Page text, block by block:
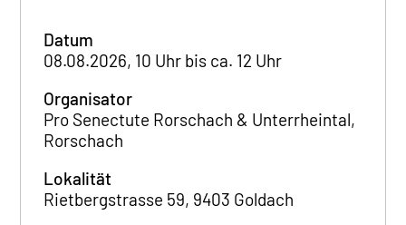
Datum
08.08.2026, 10 Uhr bis ca. 12 Uhr
Organisator
Pro Senectute Rorschach & Unterrheintal,
Rorschach
Lokalität
Rietbergstrasse 59, 9403 Goldach